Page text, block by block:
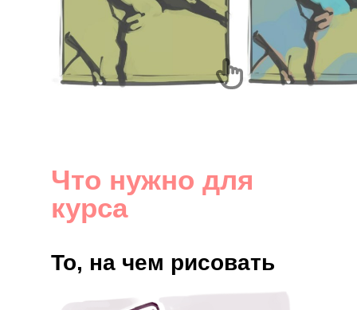
Что нужно для
курса
То, на чем рисовать